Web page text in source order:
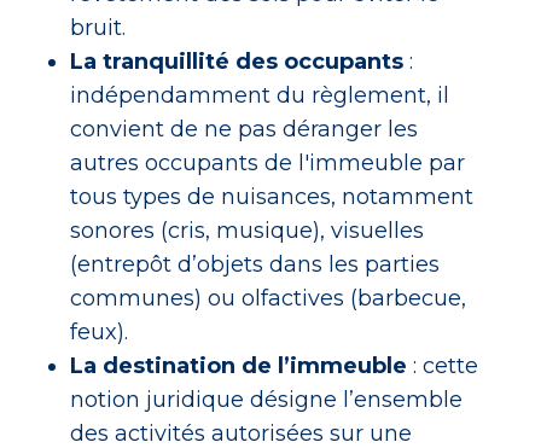
bruit.
La tranquillité des occupants :
indépendamment du règlement, il
convient de ne pas déranger les
autres occupants de l'immeuble par
tous types de nuisances, notamment
sonores (cris, musique), visuelles
(entrepôt d’objets dans les parties
communes) ou olfactives (barbecue,
feux).
La destination de l’immeuble : cette
notion juridique désigne l’ensemble
des activités autorisées sur une